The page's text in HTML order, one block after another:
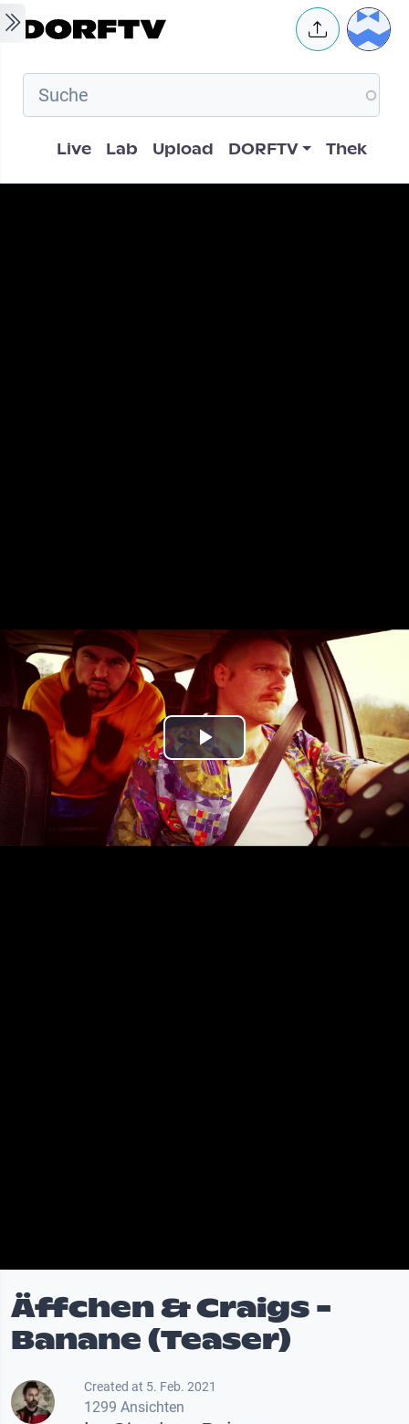
Skip to main content User
Hauptnavigation
Live Lab Upload DORFTV Thek
Play
Video
Äffchen & Craigs -
Banane (Teaser)
Created at 5. Feb. 2021
1299 Ansichten